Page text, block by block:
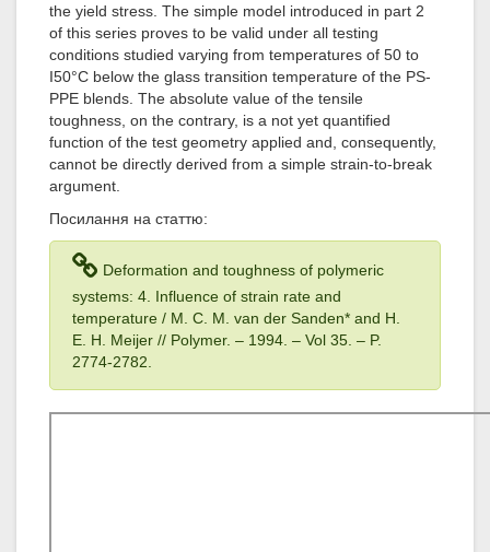
the yield stress. The simple model introduced in part 2
of this series proves to be valid under all testing
conditions studied varying from temperatures of 50 to
I50°C below the glass transition temperature of the PS-
PPE blends. The absolute value of the tensile
toughness, on the contrary, is a not yet quantified
function of the test geometry applied and, consequently,
cannot be directly derived from a simple strain-to-break
argument.
Посилання на статтю:
Deformation and toughness of polymeric
systems: 4. Influence of strain rate and
temperature / M. C. M. van der Sanden* and H.
E. H. Meijer // Polymer. – 1994 . – Vol 35 . – P.
2774-2782.